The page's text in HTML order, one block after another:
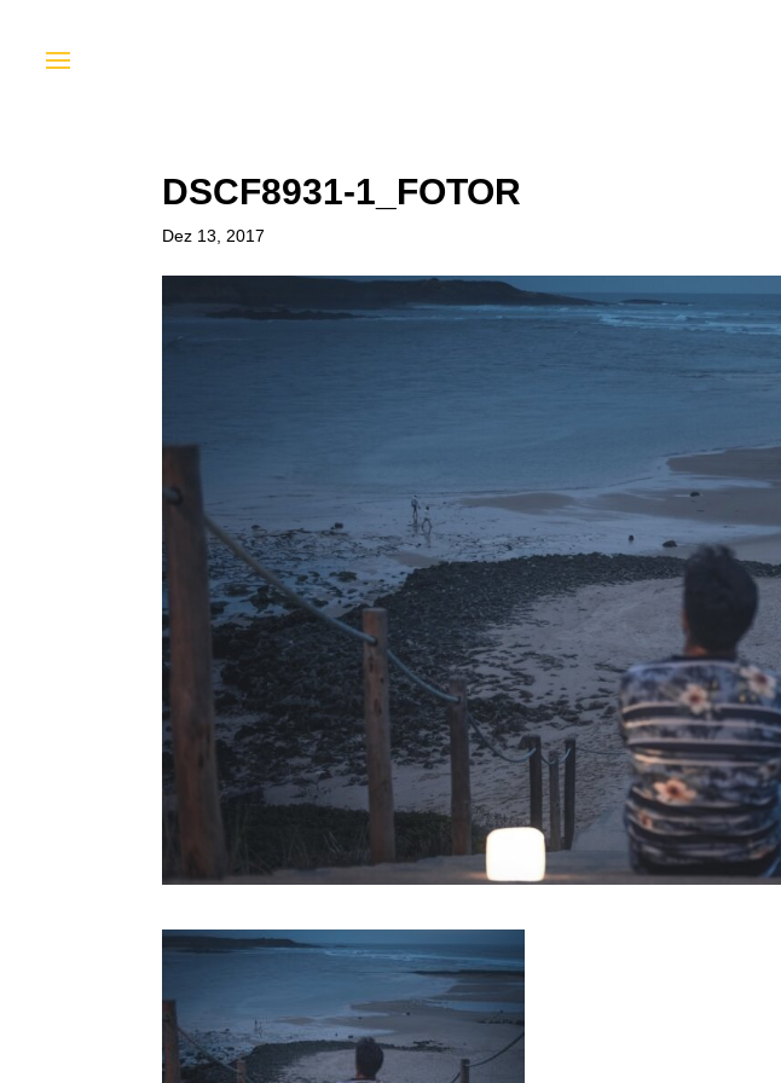
DSCF8931-1_FOTOR
Dez 13, 2017